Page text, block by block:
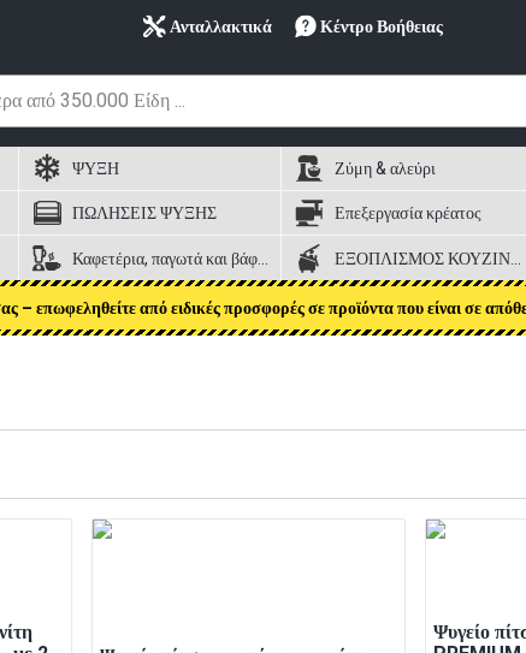
Ανταλλακτικά Κέντρο Βοήθειας
ΨΥΞΗ Ζύμη & αλεύρι
ΠΩΛΗΣΕΙΣ ΨΥΞΗΣ Επεξεργασία κρέατος
Καφετέρια, παγωτά και βάφλες
– επωφεληθείτε από ειδικές προσφορές σε προϊόντα που είναι σε
Ψυγείο